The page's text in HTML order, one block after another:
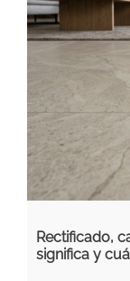
Rectificado,
significa y